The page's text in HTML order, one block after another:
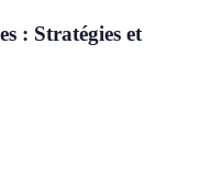
: Stratégies et